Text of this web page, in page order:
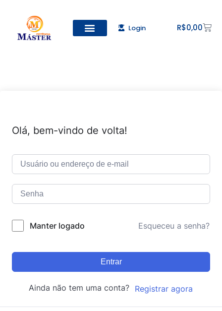
Login R$0,00
Olá, bem-vindo de volta!
Manter logado Esqueceu a senha?
Entrar
Ainda não tem uma conta? Registrar agora